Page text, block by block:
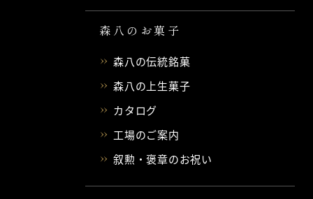
森八のお菓子
森八の伝統銘菓
森八の上生菓子
カタログ
工場のご案内
叙勲・褒章のお祝い